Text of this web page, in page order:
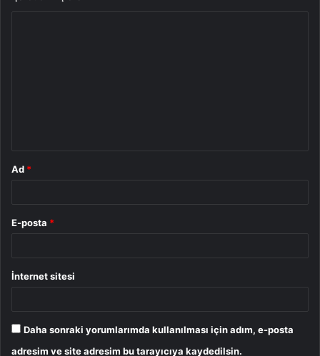
Ad *
E-posta *
İnternet sitesi
Daha sonraki yorumlarımda kullanılması için adım, e-posta
adresim ve site adresim bu tarayıcıya kaydedilsin.